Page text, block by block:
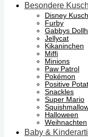
Besondere
Disney
Furby
Gabbys
Jellycat
Kikaninchen
Miffi
Minions
Paw Patrol
Pokémon
Positive
Snackles
Super Mario
Halloween
Weihnachten
Baby &